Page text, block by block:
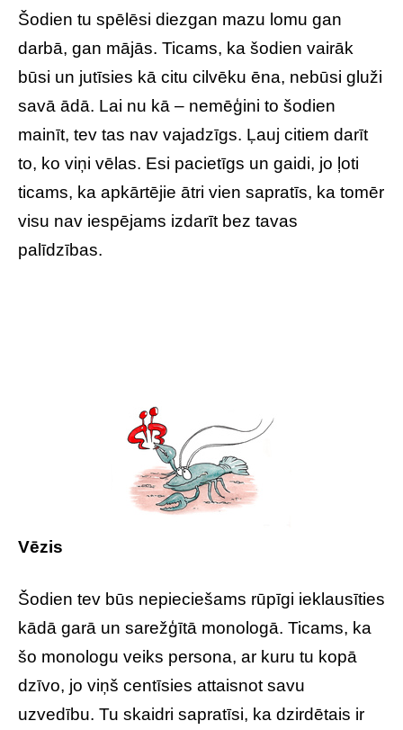
Šodien tu spēlēsi diezgan mazu lomu gan
darbā, gan mājās. Ticams, ka šodien vairāk
būsi un jutīsies kā citu cilvēku ēna, nebūsi gluži
savā ādā. Lai nu kā – nemēģini to šodien
mainīt, tev tas nav vajadzīgs. Ļauj citiem darīt
to, ko viņi vēlas. Esi pacietīgs un gaidi, jo ļoti
ticams, ka apkārtējie ātri vien sapratīs, ka tomēr
visu nav iespējams izdarīt bez tavas
palīdzības.
Vēzis
Šodien tev būs nepieciešams rūpīgi ieklausīties
kādā garā un sarežģītā monologā. Ticams, ka
šo monologu veiks persona, ar kuru tu kopā
dzīvo, jo viņš centīsies attaisnot savu
uzvedību. Tu skaidri sapratīsi, ka dzirdētais ir